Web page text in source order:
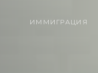
ИММИГРАЦИЯ